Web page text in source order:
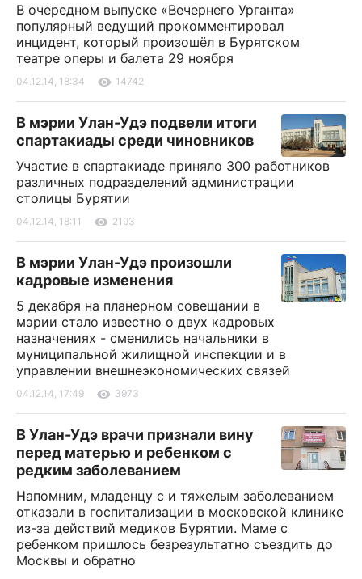
В очередном выпуске «Вечернего Урганта»
популярный ведущий прокомментировал
инцидент, который произошёл в Бурятском
театре оперы и балета 29 ноября
04.12.14, 18:34 14742
В мэрии Улан-Удэ подвели итоги
спартакиады среди чиновников
Участие в спартакиаде приняло 300 работников
различных подразделений администрации
столицы Бурятии
04.12.14, 18:11 2193
В мэрии Улан-Удэ произошли
кадровые изменения
5 декабря на планерном совещании в
мэрии стало известно о двух кадровых
назначениях - сменились начальники в
муниципальной жилищной инспекции и в
управлении внешнеэкономических связей
04.12.14, 17:49 3973
В Улан-Удэ врачи признали вину
перед матерью и ребенком с
редким заболеванием
Напомним, младенцу с и тяжелым заболеванием
отказали в госпитализации в московской клинике
из-за действий медиков Бурятии. Маме с
ребенком пришлось безрезультатно съездить до
Москвы и обратно